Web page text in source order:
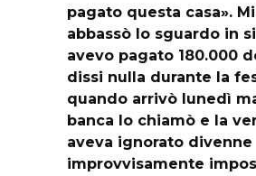
pagato questa casa».
abbassò lo sguardo in
avevo pagato 180.000
dissi nulla durante la
quando arrivò lunedì
banca lo chiamò e la
aveva ignorato divenne
improvvisamente